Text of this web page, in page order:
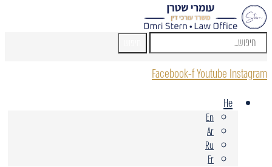
Facebook-fYoutube Instagram
He
En
Ar
Ru
Fr